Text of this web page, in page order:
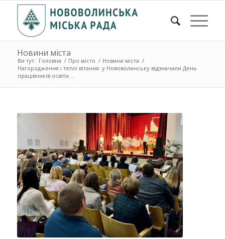
Новини міста
Ви тут: Головна / Про місто / Новини міста /
Нагородження і теплі вітання: у Нововолинську відзначили День
працівників освіти...